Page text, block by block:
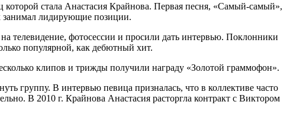
стала Анастасия Крайнова. Первая песня, «Самый-самый»,
занимал лидирующие позиции.
телевидение, фотосессии и просили дать интервью. Поклонники
популярной, как дебютный хит.
клипов и трижды получили награду «Золотой граммофон».
группу. В интервью певица призналась, что в коллективе часто
В 2010 г. Крайнова Анастасия расторгла контракт с Виктором